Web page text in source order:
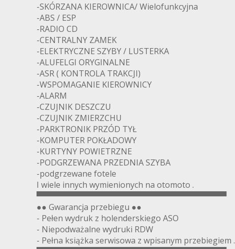
-SKÓRZANA KIEROWNICA/ Wielofunkcyjna
-ABS / ESP
-RADIO CD
-CENTRALNY ZAMEK
-ELEKTRYCZNE SZYBY / LUSTERKA
-ALUFELGI ORYGINALNE
-ASR ( KONTROLA TRAKCJI)
-WSPOMAGANIE KIEROWNICY
-ALARM
-CZUJNIK DESZCZU
-CZUJNIK ZMIERZCHU
-PARKTRONIK PRZÓD TYŁ
-KOMPUTER POKŁADOWY
-KURTYNY POWIETRZNE
-PODGRZEWANA PRZEDNIA SZYBA
-podgrzewane fotele
I wiele innych wymienionych na otomoto .
▀▀▀▀▀▀▀▀▀▀▀▀▀▀▀▀▀▀▀▀▀▀▀▀▀▀▀▀▀▀▀▀▀▀
●● Gwarancja przebiegu ●●
- Pełen wydruk z holenderskiego ASO
- Niepodważalne wydruki RDW
- Pełna książka serwisowa z wpisanym przebiegiem .